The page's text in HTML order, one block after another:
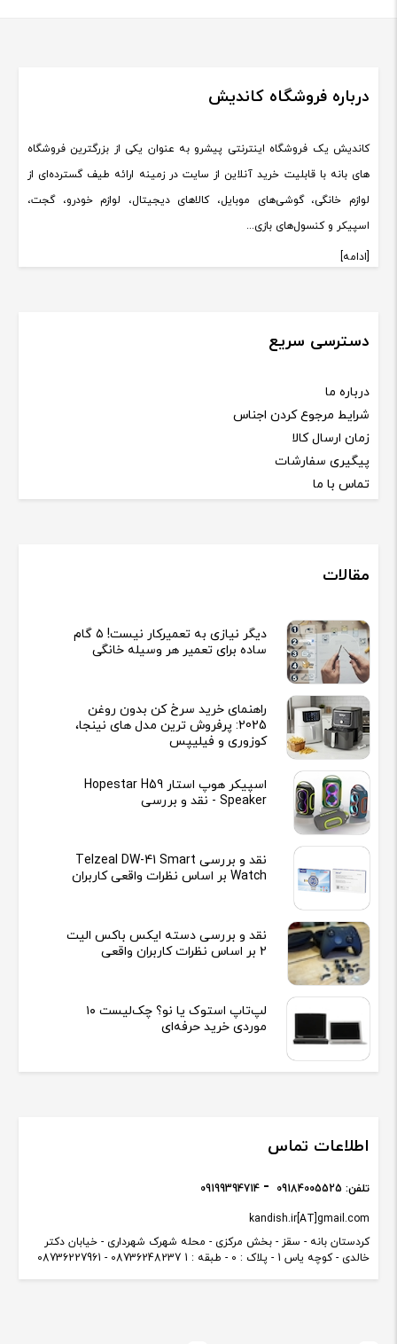
درباره فروشگاه کاندیش
کاندیش یک فروشگاه اینترنتی پیشرو به عنوان یکی از بزرگترین فروشگاه
های بانه با قابلیت خرید آنلاین از سایت در زمینه ارائه طیف گسترده‌ای از
لوازم خانگی، گوشی‌های موبایل، کالاهای دیجیتال، لوازم خودرو، گجت،
اسپیکر و کنسول‌های بازی...
[ادامه]
دسترسی سریع
درباره ما
شرایط مرجوع کردن اجناس
زمان ارسال کالا
پیگیری سفارشات
تماس با ما
مقالات
دیگر نیازی به تعمیرکار نیست! ۵ گام
ساده برای تعمیر هر وسیله خانگی
راهنمای خرید سرخ کن بدون روغن
2025: پرفروش ترین مدل های نینجا،
کوزوری و فیلیپس
اسپیکر هوپ استار Hopestar H59
Speaker - نقد و بررسی
نقد و بررسی Telzeal DW-41 Smart
Watch بر اساس نظرات واقعی کاربران
نقد و بررسی دسته ایکس باکس الیت
2 بر اساس نظرات کاربران واقعی
لپ‌تاپ استوک یا نو؟ چک‌لیست ۱۰
موردی خرید حرفه‌ای
اطلاعات تماس
کردستان بانه - سقز - بخش مرکزی - محله شهرک شهرداری - خیابان دکتر
خالدی - کوچه یاس 1 - پلاک : 0 - طبقه : 1 08736248237 - 08736227961
kandish.ir[AT]gmail.com
تلفن: 09184005525
09199394714